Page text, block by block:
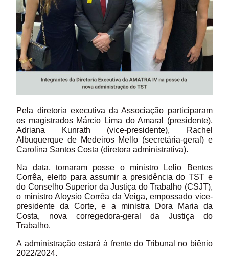
Pela diretoria executiva da Associação participaram
os magistrados Márcio Lima do Amaral (presidente),
Adriana Kunrath (vice-presidente), Rachel
Albuquerque de Medeiros Mello (secretária-geral) e
Carolina Santos Costa (diretora administrativa).
Na data, tomaram posse o ministro Lelio Bentes
Corrêa, eleito para assumir a presidência do TST e
do Conselho Superior da Justiça do Trabalho (CSJT),
o ministro Aloysio Corrêa da Veiga, empossado vice-
presidente da Corte, e a ministra Dora Maria da
Costa, nova corregedora-geral da Justiça do
Trabalho.
A administração estará à frente do Tribunal no biênio
2022/2024.